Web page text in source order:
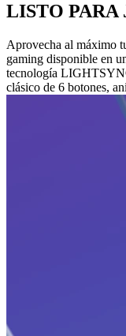
LISTO PARA
Aprovecha al máximo
gaming disponible en
tecnología
clásico de 6 botones,